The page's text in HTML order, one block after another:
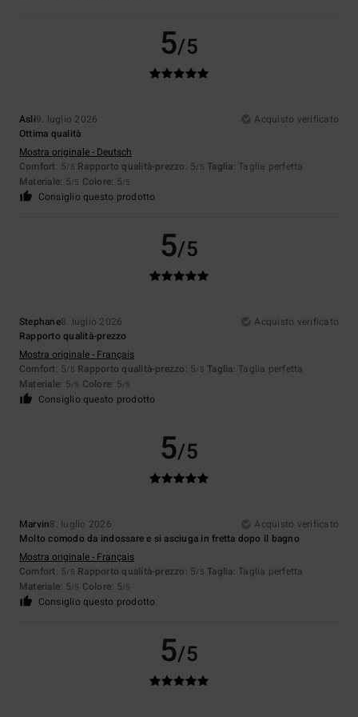
5/5
Asli9. luglio 2026
Acquisto verificato
Ottima qualità
Mostra originale - Deutsch
Comfort: 5/5 Rapporto qualità-prezzo: 5/5 Taglia: Taglia perfetta
Materiale: 5/5 Colore: 5/5
Consiglio questo prodotto
5/5
Stephane8. luglio 2026
Acquisto verificato
Rapporto qualità-prezzo
Mostra originale - Français
Comfort: 5/5 Rapporto qualità-prezzo: 5/5 Taglia: Taglia perfetta
Materiale: 5/5 Colore: 5/5
Consiglio questo prodotto
5/5
Marvin8. luglio 2026
Acquisto verificato
Molto comodo da indossare e si asciuga in fretta dopo il bagno
Mostra originale - Français
Comfort: 5/5 Rapporto qualità-prezzo: 5/5 Taglia: Taglia perfetta
Materiale: 5/5 Colore: 5/5
Consiglio questo prodotto
5/5